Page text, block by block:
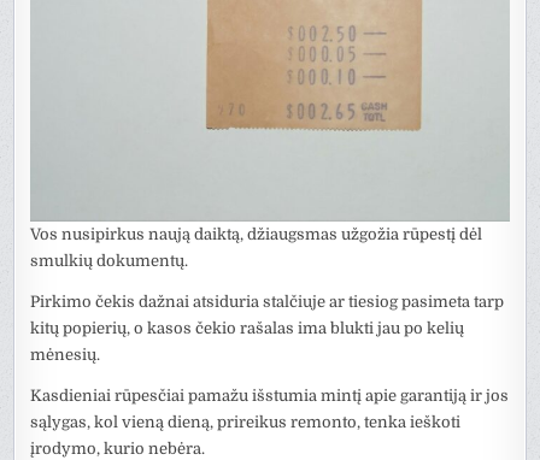
Vos nusipirkus naują daiktą, džiaugsmas užgožia rūpestį dėl
smulkių dokumentų.
Pirkimo čekis dažnai atsiduria stalčiuje ar tiesiog pasimeta tarp
kitų popierių, o kasos čekio rašalas ima blukti jau po kelių
mėnesių.
Kasdieniai rūpesčiai pamažu išstumia mintį apie garantiją ir jos
sąlygas, kol vieną dieną, prireikus remonto, tenka ieškoti
įrodymo, kurio nebėra.